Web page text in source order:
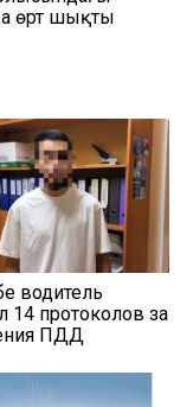
өрт шықты
водитель
14 протоколов за
ПДД